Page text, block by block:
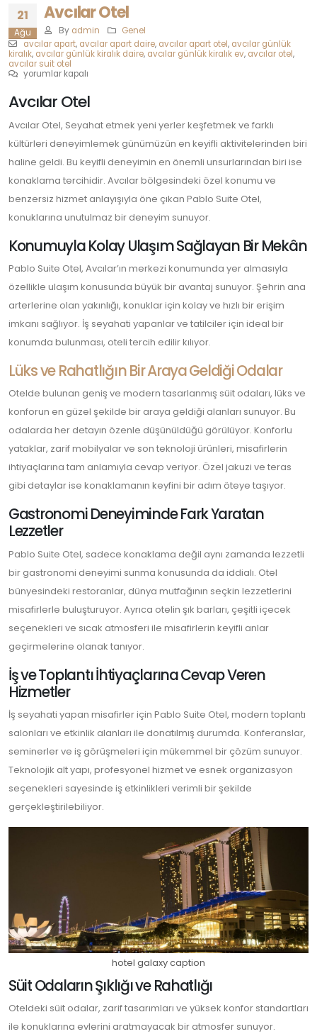
21
Ağu
Avcılar Otel
By admin
Genel
avcılar apart, avcılar apart daire, avcılar apart otel, avcılar günlük
kiralık, avcılar günlük kiralık daire, avcılar günlük kiralık ev, avcılar otel,
avcılar suit otel
Avcılar
Otel
yorumlar kapalı
Avcılar Otel
Avcılar Otel, Seyahat etmek yeni yerler keşfetmek ve farklı
kültürleri deneyimlemek günümüzün en keyifli aktivitelerinden biri
haline geldi. Bu keyifli deneyimin en önemli unsurlarından biri ise
konaklama tercihidir. Avcılar bölgesindeki özel konumu ve
benzersiz hizmet anlayışıyla öne çıkan Pablo Suite Otel,
konuklarına unutulmaz bir deneyim sunuyor.
Konumuyla Kolay Ulaşım Sağlayan Bir Mekân
Pablo Suite Otel, Avcılar’ın merkezi konumunda yer almasıyla
özellikle ulaşım konusunda büyük bir avantaj sunuyor. Şehrin ana
arterlerine olan yakınlığı, konuklar için kolay ve hızlı bir erişim
imkanı sağlıyor. İş seyahati yapanlar ve tatilciler için ideal bir
konumda bulunması, oteli tercih edilir kılıyor.
Lüks ve Rahatlığın Bir Araya Geldiği Odalar
Otelde bulunan geniş ve modern tasarlanmış süit odaları, lüks ve
konforun en güzel şekilde bir araya geldiği alanları sunuyor. Bu
odalarda her detayın özenle düşünüldüğü görülüyor. Konforlu
yataklar, zarif mobilyalar ve son teknoloji ürünleri, misafirlerin
ihtiyaçlarına tam anlamıyla cevap veriyor. Özel jakuzi ve teras
gibi detaylar ise konaklamanın keyfini bir adım öteye taşıyor.
Gastronomi Deneyiminde Fark Yaratan
Lezzetler
Pablo Suite Otel, sadece konaklama değil aynı zamanda lezzetli
bir gastronomi deneyimi sunma konusunda da iddialı. Otel
bünyesindeki restoranlar, dünya mutfağının seçkin lezzetlerini
misafirlerle buluşturuyor. Ayrıca otelin şık barları, çeşitli içecek
seçenekleri ve sıcak atmosferi ile misafirlerin keyifli anlar
geçirmelerine olanak tanıyor.
İş ve Toplantı İhtiyaçlarına Cevap Veren
Hizmetler
İş seyahati yapan misafirler için Pablo Suite Otel, modern toplantı
salonları ve etkinlik alanları ile donatılmış durumda. Konferanslar,
seminerler ve iş görüşmeleri için mükemmel bir çözüm sunuyor.
Teknolojik alt yapı, profesyonel hizmet ve esnek organizasyon
seçenekleri sayesinde iş etkinlikleri verimli bir şekilde
gerçekleştirilebiliyor.
hotel galaxy caption
Süit Odaların Şıklığı ve Rahatlığı
Oteldeki süit odalar, zarif tasarımları ve yüksek konfor standartları
ile konuklarına evlerini aratmayacak bir atmosfer sunuyor.